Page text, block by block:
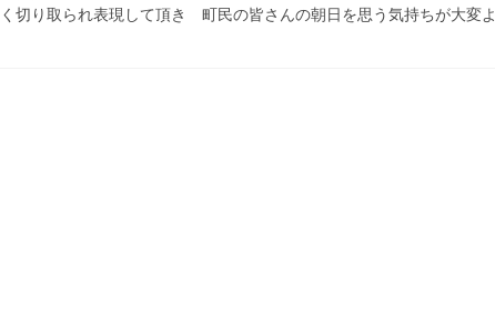
切り取られ表現して頂き 町民の皆さんの朝日を思う気持ちが大変よ